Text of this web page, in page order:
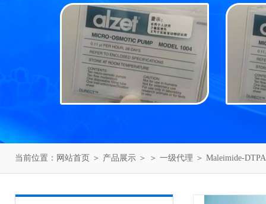
当前位置： 网站首页 ＞ 产品展示 ＞ ＞ 一级代理 ＞ Maleimide-